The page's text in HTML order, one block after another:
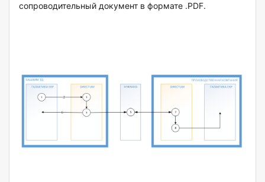
сопроводительный документ в формате .PDF.